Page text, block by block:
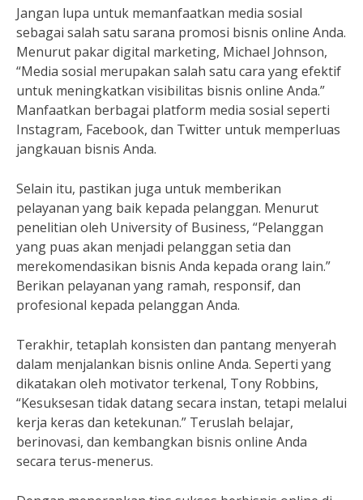
Jangan lupa untuk memanfaatkan media sosial
sebagai salah satu sarana promosi bisnis online Anda.
Menurut pakar digital marketing, Michael Johnson,
“Media sosial merupakan salah satu cara yang efektif
untuk meningkatkan visibilitas bisnis online Anda.”
Manfaatkan berbagai platform media sosial seperti
Instagram, Facebook, dan Twitter untuk memperluas
jangkauan bisnis Anda.
Selain itu, pastikan juga untuk memberikan
pelayanan yang baik kepada pelanggan. Menurut
penelitian oleh University of Business, “Pelanggan
yang puas akan menjadi pelanggan setia dan
merekomendasikan bisnis Anda kepada orang lain.”
Berikan pelayanan yang ramah, responsif, dan
profesional kepada pelanggan Anda.
Terakhir, tetaplah konsisten dan pantang menyerah
dalam menjalankan bisnis online Anda. Seperti yang
dikatakan oleh motivator terkenal, Tony Robbins,
“Kesuksesan tidak datang secara instan, tetapi melalui
kerja keras dan ketekunan.” Teruslah belajar,
berinovasi, dan kembangkan bisnis online Anda
secara terus-menerus.